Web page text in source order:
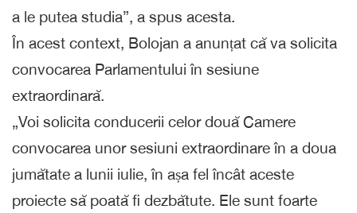
a le putea studia”, a spus acesta.
În acest context, Bolojan a anunțat că va solicita
convocarea Parlamentului în sesiune
extraordinară.
„Voi solicita conducerii celor două Camere
convocarea unor sesiuni extraordinare în a doua
jumătate a lunii iulie, în așa fel încât aceste
proiecte să poată fi dezbătute. Ele sunt foarte